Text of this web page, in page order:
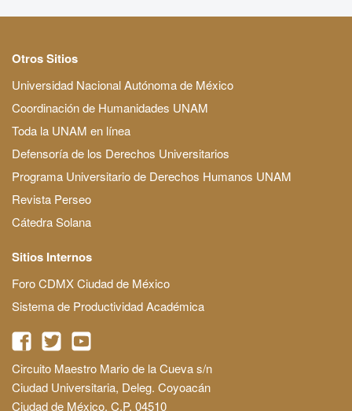
Otros Sitios
Universidad Nacional Autónoma de México
Coordinación de Humanidades UNAM
Toda la UNAM en línea
Defensoría de los Derechos Universitarios
Programa Universitario de Derechos Humanos UNAM
Revista Perseo
Cátedra Solana
Sitios Internos
Foro CDMX Ciudad de México
Sistema de Productividad Académica
Circuito Maestro Mario de la Cueva s/n
Ciudad Universitaria, Deleg. Coyoacán
Ciudad de México, C.P. 04510